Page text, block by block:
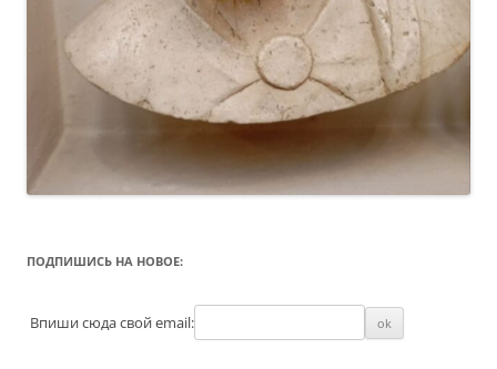
ПОДПИШИСЬ НА НОВОЕ:
Впиши сюда свой email: